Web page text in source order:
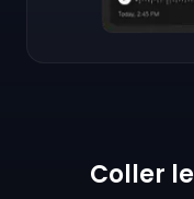
Coller